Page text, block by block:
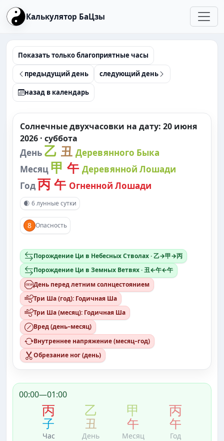
Калькулятор БаЦзы
Показать только благоприятные часы
предыдущий день следующий день
назад в календарь
Солнечные двухчасовки на дату: 20 июня
2026 · суббота
День 乙 丑 Деревянного Быка
Месяц 甲 午 Деревянной Лошади
Год丙 午 Огненной Лошади
🌒 6 лунные сутки
8 Опасность
Порождение Ци в Небесных Стволах · 乙→甲→丙
Порождение Ци в Земных Ветвях · 丑←午←午
День перед летним солнцестоянием
Три Ша (год): Годичная Ша
Три Ша (месяц): Годичная Ша
Вред (день–месяц)
Внутреннее напряжение (месяц–год)
Обрезание ног (день)
00:00—01:00
丙
子
Час
乙
丑
День
甲
午
Месяц
丙
午
Год